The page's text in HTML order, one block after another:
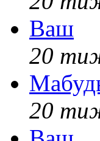
Ваш
20
20